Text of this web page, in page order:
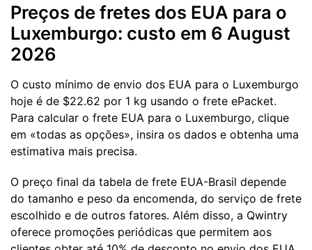
Preços de fretes dos EUA para o
Luxemburgo: custo em 6 August
2026
O custo mínimo de envio dos EUA para o Luxemburgo
hoje é de $22.62 por 1 kg usando o frete ePacket.
Para calcular o frete EUA para o Luxemburgo, clique
em «todas as opções», insira os dados e obtenha uma
estimativa mais precisa.
O preço final da tabela de frete EUA-Brasil depende
do tamanho e peso da encomenda, do serviço de frete
escolhido e de outros fatores. Além disso, a Qwintry
oferece promoções periódicas que permitem aos